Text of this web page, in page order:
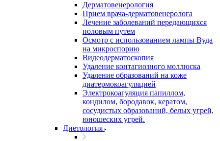
Дерматовенерология
Прием врача-дерматовенеролога
Лечение заболеваний передающихся
половым путем
Осмотр с использованием лампы Вуда
на микроспорию
Видеодерматоскопия
Удаление контагиозного моллюска
Удаление образований на коже
диатермокоагуляцией
Электрокоагуляция папиллом,
кондилом, бородавок, кератом,
сосудистых образований, белых угрей,
юношеских угрей.
Диетология